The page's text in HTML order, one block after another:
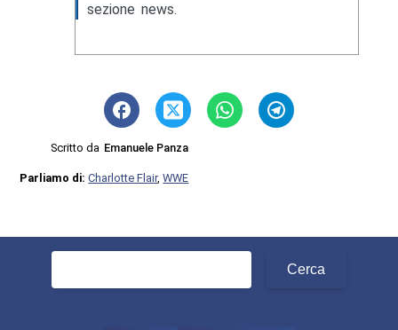
sezione news.
Scritto da Emanuele Panza
Parliamo di:Charlotte Flair,WWE
Ricerca